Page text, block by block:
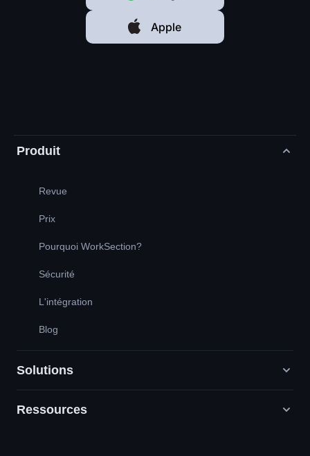
Apple
Produit
Revue
Prix
Pourquoi WorkSection?
Sécurité
L'intégration
Blog
Solutions
Agences de marketing numérique
Ressources